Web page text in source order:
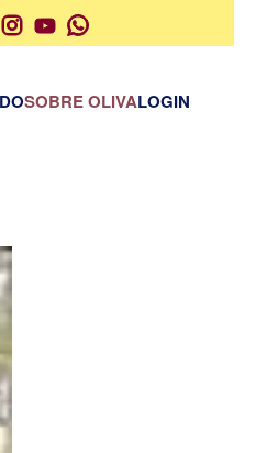
SOBRE OLIVALOGIN